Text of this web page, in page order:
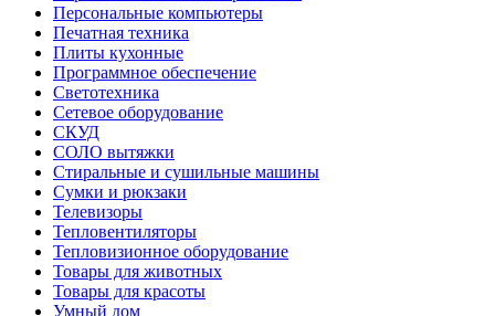
Персональные компьютеры
Печатная техника
Плиты кухонные
Программное обеспечение
Светотехника
Сетевое оборудование
СКУД
СОЛО вытяжки
Стиральные и сушильные машины
Сумки и рюкзаки
Телевизоры
Тепловентиляторы
Тепловизионное оборудование
Товары для животных
Товары для красоты
Умный дом